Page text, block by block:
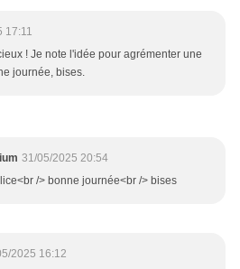
17:11
! Je note l'idée pour agrémenter une
journée, bises.
31/05/2025 20:54
/> bonne journée<br /> bises
2025 16:12